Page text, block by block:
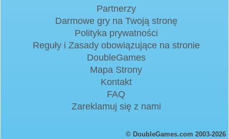
Partnerzy
Darmowe gry na Twoją stronę
Polityka prywatności
Reguły i Zasady obowiązujące na stronie
DoubleGames
Mapa Strony
Kontakt
FAQ
Zareklamuj się z nami
© DoubleGames.com 2003-2026